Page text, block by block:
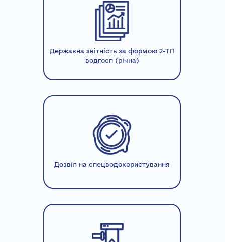
Державна звітність за формою 2-ТП
водгосп (річна)
Дозвіл на спецводокористування